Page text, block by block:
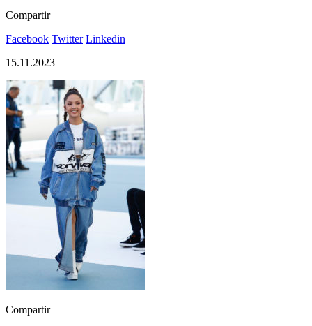
Compartir
Facebook Twitter Linkedin
15.11.2023
Compartir